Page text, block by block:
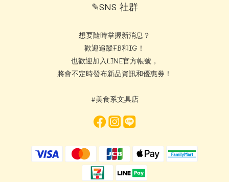
✎SNS 社群
想要隨時掌握新消息？
歡迎追蹤FB和IG！
也歡迎加入LINE官方帳號，
將會不定時發布新品資訊和優惠券！
#美食系文具店